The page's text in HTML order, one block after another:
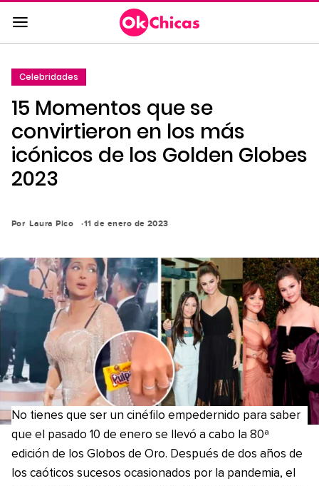
Saltar
al
contenido
la
navegación
principal
Celebridades
15 Momentos que se
convirtieron en los más
icónicos de los Golden Globes
2023
Por Laura Pico 11 de enero de 2023
No tienes que ser un cinéfilo empedernido para saber
que el pasado 10 de enero se llevó a cabo la 80ª
edición de los Globos de Oro. Después de dos años de
los caóticos sucesos ocasionados por la pandemia, el